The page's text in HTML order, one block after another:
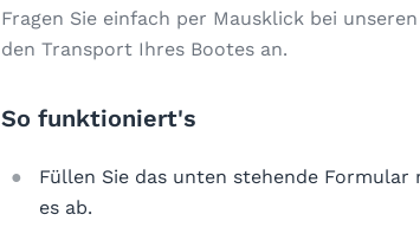
Fragen Sie einfach per Mausklick bei
den Transport Ihres Bootes an.
So funktioniert's
Füllen Sie das unten stehende
es ab.